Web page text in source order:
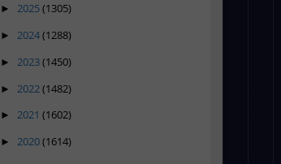
► 2025(1305)
► 2024(1288)
► 2023(1450)
► 2022(1482)
► 2021 (1602)
► 2020(1614)